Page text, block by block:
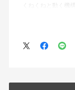
くねくねと動く機
りは無くなった！
これは座っていな
に保つ機構がある
絵を描くのと、ゲ
尻についてくるフ